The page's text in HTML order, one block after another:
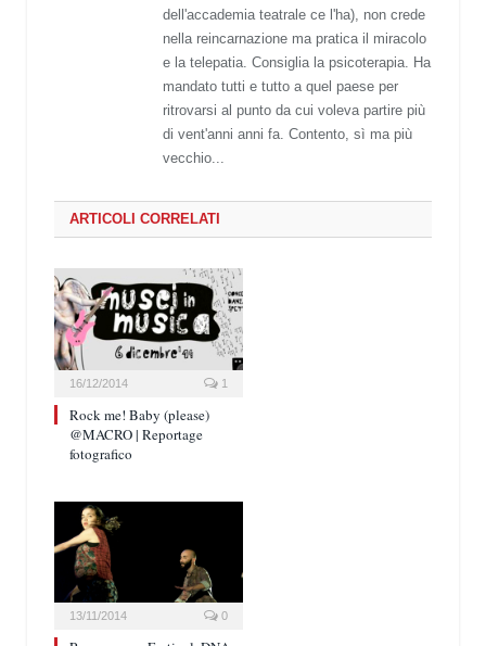
dell'accademia teatrale ce l'ha), non crede
nella reincarnazione ma pratica il miracolo
e la telepatia. Consiglia la psicoterapia. Ha
mandato tutti e tutto a quel paese per
ritrovarsi al punto da cui voleva partire più
di vent'anni anni fa. Contento, sì ma più
vecchio...
ARTICOLI CORRELATI
16/12/2014 1
Rock me! Baby (please)
@MACRO | Reportage
fotografico
13/11/2014 0